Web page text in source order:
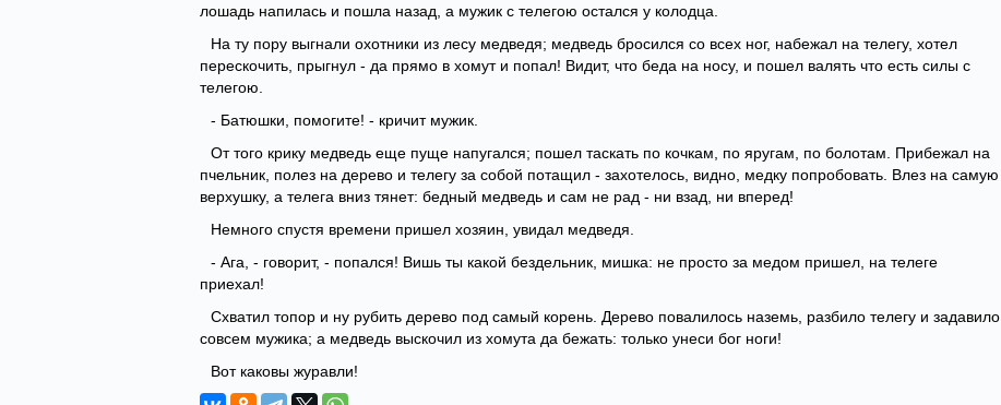
лошадь напилась и пошла назад, а мужик с телегою остался у колодца.
На ту пору выгнали охотники из лесу медведя; медведь бросился со всех ног, набежал на телегу, хотел
перескочить, прыгнул - да прямо в хомут и попал! Видит, что беда на носу, и пошел валять что есть силы с
телегою.
- Батюшки, помогите! - кричит мужик.
От того крику медведь еще пуще напугался; пошел таскать по кочкам, по яругам, по болотам. Прибежал на
пчельник, полез на дерево и телегу за собой потащил - захотелось, видно, медку попробовать. Влез на самую
верхушку, а телега вниз тянет: бедный медведь и сам не рад - ни взад, ни вперед!
Немного спустя времени пришел хозяин, увидал медведя.
- Ага, - говорит, - попался! Вишь ты какой бездельник, мишка: не просто за медом пришел, на телеге
приехал!
Схватил топор и ну рубить дерево под самый корень. Дерево повалилось наземь, разбило телегу и задавило
совсем мужика; а медведь выскочил из хомута да бежать: только унеси бог ноги!
Вот каковы журавли!